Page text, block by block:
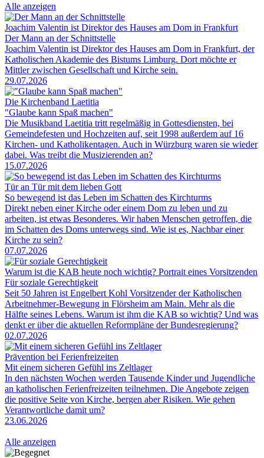
Alle anzeigen
Joachim Valentin ist Direktor des Hauses am Dom in Frankfurt
Der Mann an der Schnittstelle
Joachim Valentin ist Direktor des Hauses am Dom in Frankfurt, der
Katholischen Akademie des Bistums Limburg. Dort möchte er
Mittler zwischen Gesellschaft und Kirche sein.
29.07.2026
Die Kirchenband Laetitia
"Glaube kann Spaß machen"
Die Musikband Laetitia tritt regelmäßig in Gottesdiensten, bei
Gemeindefesten und Hochzeiten auf, seit 1998 außerdem auf 16
Kirchen- und Katholikentagen. Auch in Würzburg waren sie wieder
dabei. Was treibt die Musizierenden an?
15.07.2026
Tür an Tür mit dem lieben Gott
So bewegend ist das Leben im Schatten des Kirchturms
Direkt neben einer Kirche oder einem Dom zu leben und zu
arbeiten, ist etwas Besonderes. Wir haben Menschen getroffen, die
im Schatten des Doms unterwegs sind. Wie ist es, Nachbar einer
Kirche zu sein?
07.07.2026
Warum ist die KAB heute noch wichtig? Portrait eines Vorsitzenden
Für soziale Gerechtigkeit
Seit 50 Jahren ist Engelbert Kohl Vorsitzender der Katholischen
Arbeitnehmer-Bewegung in Flörsheim am Main. Mehr als die
Hälfte seines Lebens. Warum ist ihm die KAB so wichtig? Und was
denkt er über die aktuellen Reformpläne der Bundesregierung?
02.07.2026
Prävention bei Ferienfreizeiten
Mit einem sicheren Gefühl ins Zeltlager
In den nächsten Wochen werden Tausende Kinder und Jugendliche
an katholischen Ferienfreizeiten teilnehmen. Die Angebote zeigen
die positive Seite von Kirche, bergen aber Risiken. Wie gehen
Verantwortliche damit um?
23.06.2026
Alle anzeigen
Image